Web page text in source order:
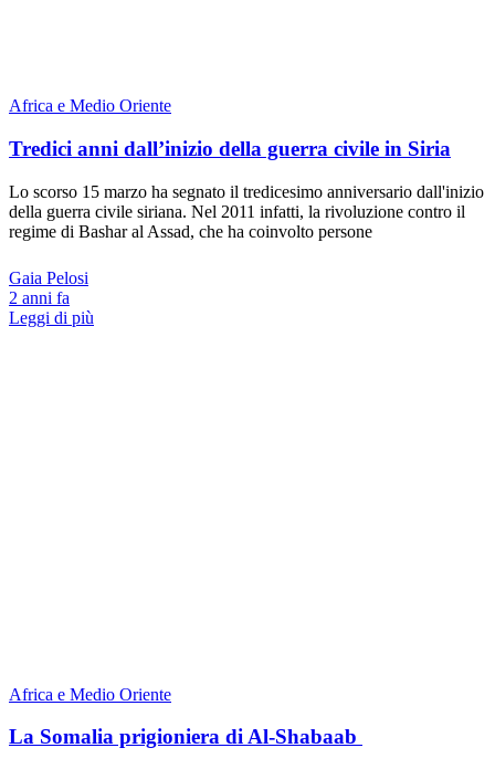
Africa e Medio Oriente
Tredici anni dall’inizio della guerra civile in Siria
Lo scorso 15 marzo ha segnato il tredicesimo anniversario dall'inizio
della guerra civile siriana. Nel 2011 infatti, la rivoluzione contro il
regime di Bashar al Assad, che ha coinvolto persone
Gaia Pelosi
2 anni fa
Leggi di più
Africa e Medio Oriente
La Somalia prigioniera di Al-Shabaab